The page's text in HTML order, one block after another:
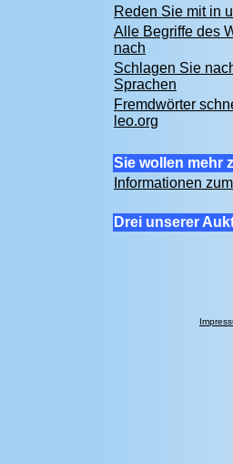
Reden Sie mit in
Alle Begriffe des
nach
Schlagen Sie
Sprachen
Fremdwörter
leo.org
Sie wollen mehr
Informationen
Drei unserer